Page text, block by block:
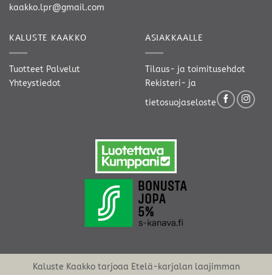
kaakko.lpr@gmail.com
KALUSTE KAAKKO
Tuotteet Palvelut
Yhteystiedot
ASIAKKAALLE
Tilaus- ja toimitusehdot
Rekisteri- ja
tietosuojaseloste
Kaluste Kaakko tarjoaa Etelä-karjalan laajimman